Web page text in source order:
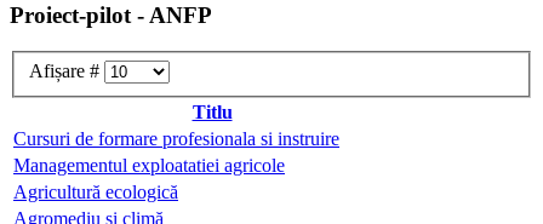
Proiect-pilot - ANFP
Afișare #
Titlu
Cursuri de formare profesionala si instruire
Managementul exploatatiei agricole
Agricultură ecologică
Agromediu și climă